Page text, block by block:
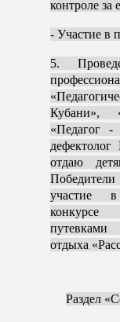
контроле за
- Участие в
5.
Кубани»,
«Педагог -
отдаю
участие в
отдыха
Раздел